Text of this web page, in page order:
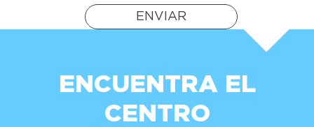
ENVIAR
ENCUENTRA EL
CENTRO